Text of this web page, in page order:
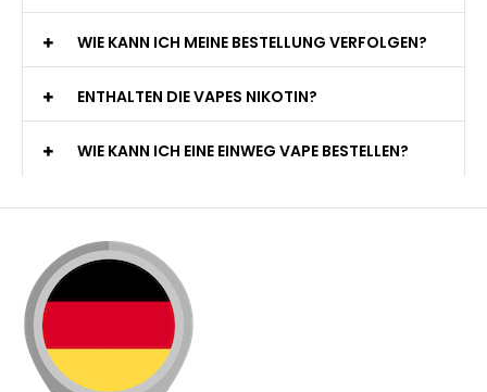
WIE KANN ICH MEINE BESTELLUNG VERFOLGEN?
ENTHALTEN DIE VAPES NIKOTIN?
WIE KANN ICH EINE EINWEG VAPE BESTELLEN?